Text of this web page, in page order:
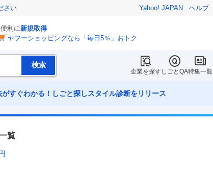
さい Yahoo! JAPAN ヘルプ
利に新規取得
ヤフーショッピングなら「毎日5％」おトク
企業を探すしごとQA特集一覧
すぐわかる！しごと探しスタイル診断をリリース
覧